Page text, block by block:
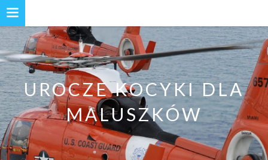
UROCZE KOCYKI DLA
MALUSZKÓW